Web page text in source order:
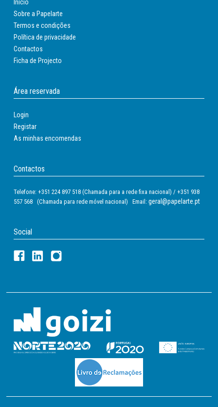
Início
Sobre a Papelarte
Termos e condições
Política de privacidade
Contactos
Ficha de Projecto
Área reservada
Login
Registar
As minhas encomendas
Contactos
Telefone: +351 224 897 518 (Chamada para a rede fixa nacional) / +351 938
557 568 (Chamada para rede móvel nacional) Email: geral@papelarte.pt
Social